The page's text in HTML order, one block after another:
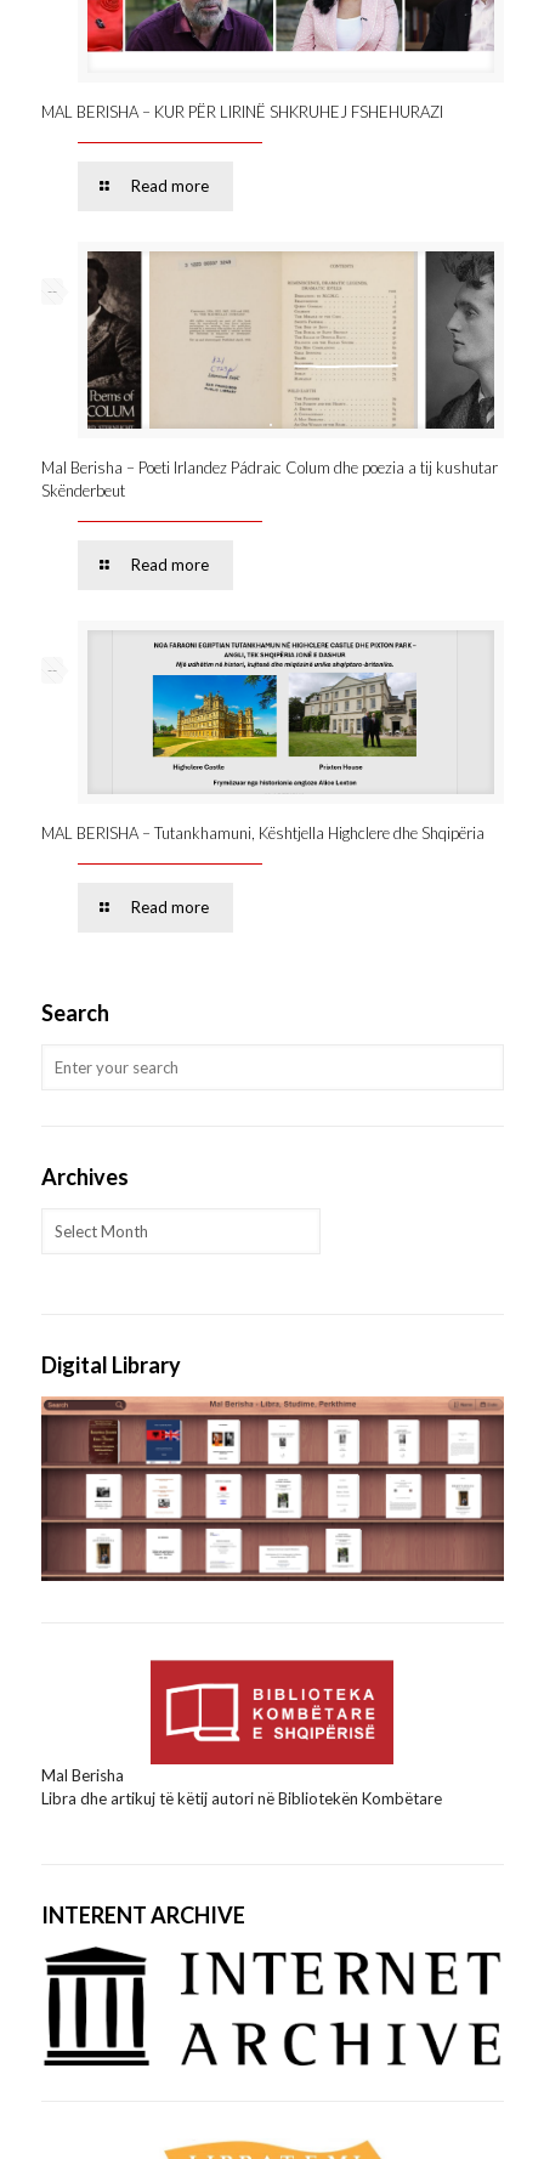
MAL BERISHA – KUR PËR LIRINË SHKRUHEJ FSHEHURAZI
Read more
--
Mal Berisha – Poeti Irlandez Pádraic Colum dhe poezia a tij kushutar
Skënderbeut
Read more
--
MAL BERISHA – Tutankhamuni, Kështjella Highclere dhe Shqipëria
Read more
Search
Archives
Digital Library
Mal Berisha
Libra dhe artikuj të këtij autori në Bibliotekën Kombëtare
INTERENT ARCHIVE